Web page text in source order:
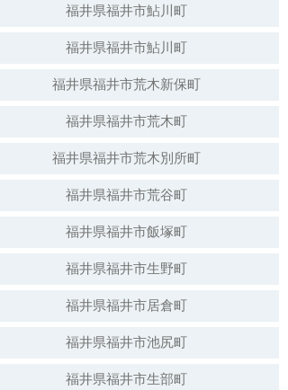
福井県福井市鮎川町
福井県福井市鮎川町
福井県福井市荒木新保町
福井県福井市荒木町
福井県福井市荒木別所町
福井県福井市荒谷町
福井県福井市飯塚町
福井県福井市生野町
福井県福井市居倉町
福井県福井市池尻町
福井県福井市生部町